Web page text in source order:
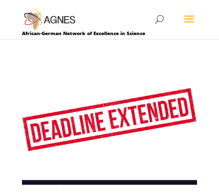
African-German Network of Excellence in Science